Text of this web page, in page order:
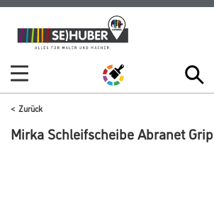
Zum
Inhalt
Zum
Navigationsmenü
Zurück
Mirka Schleifscheibe Abranet Grip